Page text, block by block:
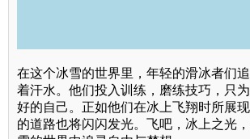
在这个冰雪的世界里，年轻的滑冰者们
着汗水。他们投入训练，磨练技巧，只
好的自己。正如他们在冰上飞翔时所展
的道路也将闪闪发光。飞吧，冰上之光